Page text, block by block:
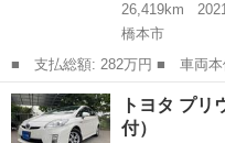
26,419km
橋本市
■ 支払総額: 282万円 ■ 車両本体価格： 2,695,000 円 ■ メーカー
名： トヨタ ■ 車種名： プ
グセレクション フルセグ メ
ラ 衝突被...
和歌山 橋本市 プリウス
トヨタ プ
付）